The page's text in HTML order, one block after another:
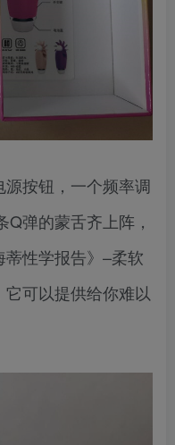
按钮，一个频率调
弹的蒙舌齐上阵，
性学报告》–柔软
可以提供给你难以